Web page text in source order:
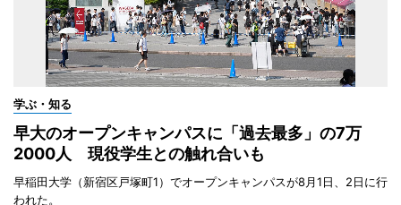
学ぶ・知る
早大のオープンキャンパスに「過去最多」の7万
2000人 現役学生との触れ合いも
早稲田大学（新宿区戸塚町1）でオープンキャンパスが8月1日、2日に行
われた。